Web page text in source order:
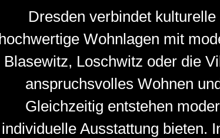
Dresden verbindet
hochwertige Wohnlagen mit
Blasewitz, Loschwitz oder die
anspruchsvolles Wohnen
Gleichzeitig entstehen
individuelle Ausstattung bieten.